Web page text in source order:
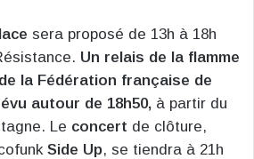
sera proposé de 13h à 18h
Un relais de la flamme
la Fédération française de
autour de 18h50, à partir du
Le concert de clôture,
Side Up, se tiendra à 21h